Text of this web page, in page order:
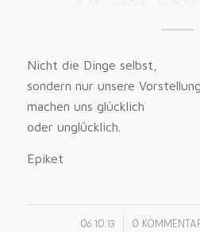
Nicht die Dinge selbst,
sondern nur unsere
machen uns glücklich
oder unglücklich.
Epiket
06.10.13 0 /